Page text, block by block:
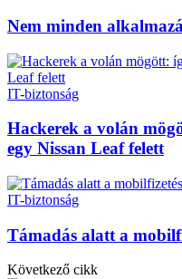
Nem minden
IT-biztonság
Hackerek a volán
egy Nissan Leaf felett
IT-biztonság
Támadás alatt a
Következő cikk